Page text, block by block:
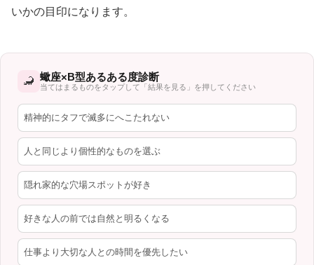
いかの目印になります。
🦂 蠍座×B型あるある度診断
当てはまるものをタップして「結果を見る」を押してください
精神的にタフで滅多にへこたれない
人と同じより個性的なものを選ぶ
隠れ家的な穴場スポットが好き
好きな人の前では自然と明るくなる
仕事より大切な人との時間を優先したい